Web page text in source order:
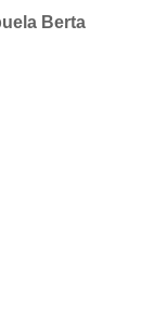
Berta